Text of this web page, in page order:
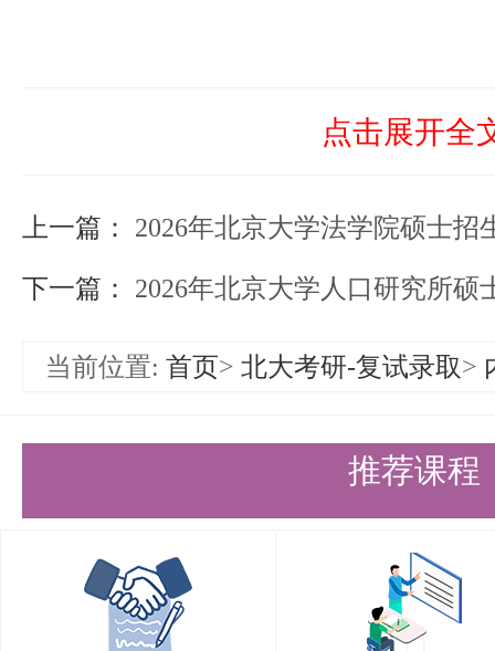
点击展开全
上一篇： 2026年北京大学法学院硕士招
下一篇： 2026年北京大学人口研究所硕士
当前位置: 首页> 北大考研-复试录取>
推荐课程